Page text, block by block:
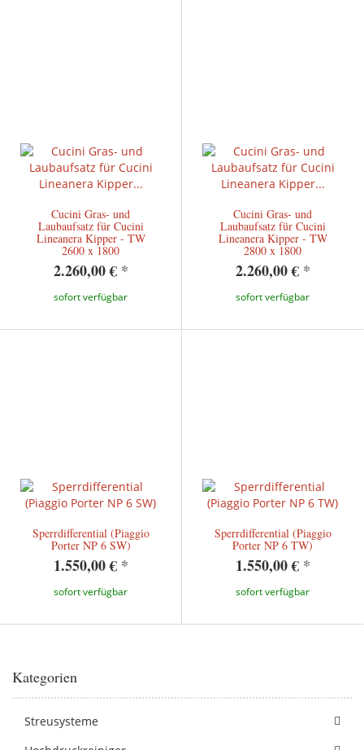
Cucini Gras- und
Laubaufsatz für Cucini
Lineanera Kipper - TW
2600 x 1800
2.260,00 € *
sofort verfügbar
Cucini Gras- und
Laubaufsatz für Cucini
Lineanera Kipper - TW
2800 x 1800
2.260,00 € *
sofort verfügbar
Sperrdifferential (Piaggio
Porter NP 6 SW)
1.550,00 € *
sofort verfügbar
Sperrdifferential (Piaggio
Porter NP 6 TW)
1.550,00 € *
sofort verfügbar
Kategorien
Streusysteme